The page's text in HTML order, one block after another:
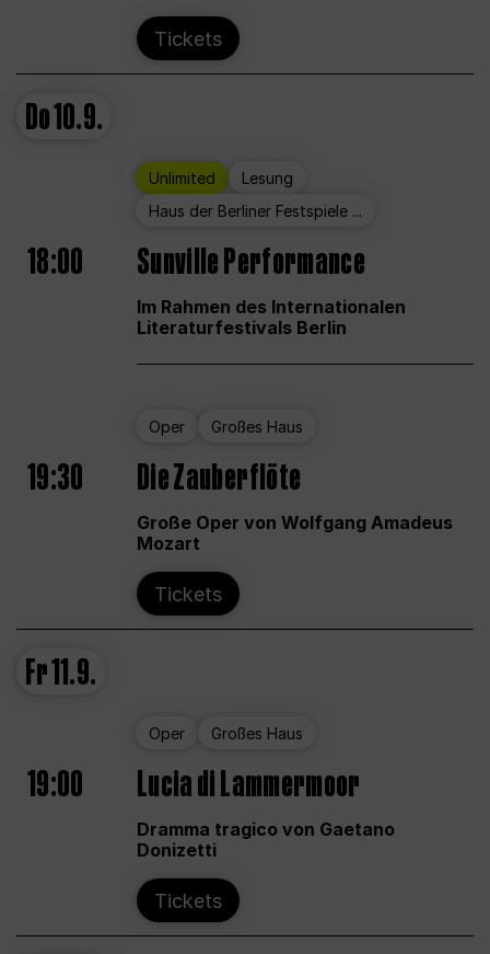
Tickets
Do10.9.
Unlimited
Lesung
Haus der Berliner Festspiele ...
18:00 Sunville Performance
Im Rahmen des Internationalen
Literaturfestivals Berlin
Oper Großes Haus
19:30 Die Zauberflöte
Große Oper von Wolfgang Amadeus
Mozart
Tickets
Fr11.9.
Oper Großes Haus
19:00 Lucia di Lammermoor
Dramma tragico von Gaetano
Donizetti
Tickets